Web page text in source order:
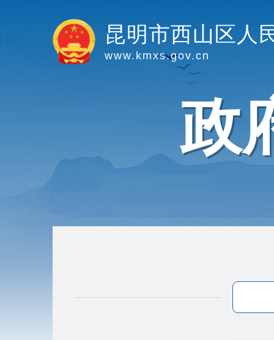
昆明市西山区人
www.kmxs.gov.cn
政